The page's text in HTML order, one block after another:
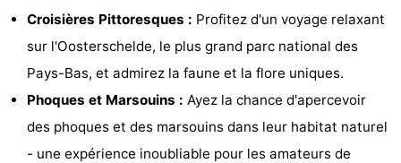
Last
minutes
Plages
Voir
Lieux
Croisières Pittoresques : Profitez d'un voyage relaxant
sur l'Oosterschelde, le plus grand parc national des
Pays-Bas, et admirez la faune et la flore uniques.
Phoques et Marsouins : Ayez la chance d'apercevoir
des phoques et des marsouins dans leur habitat naturel
- une expérience inoubliable pour les amateurs de